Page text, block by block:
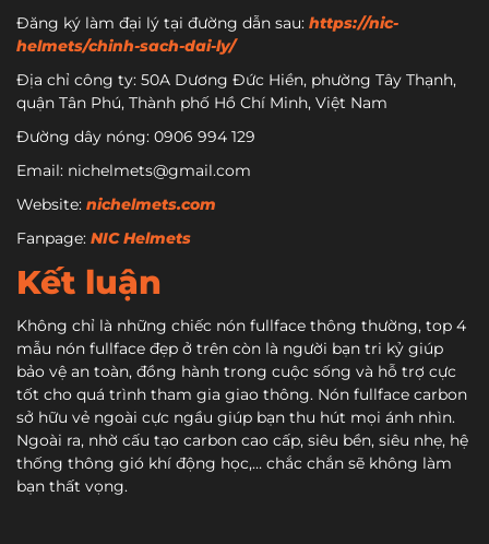
Đăng ký làm đại lý tại đường dẫn sau: https://nic-
helmets/chinh-sach-dai-ly/
Địa chỉ công ty: 50A Dương Đức Hiền, phường Tây Thạnh,
quận Tân Phú, Thành phố Hồ Chí Minh, Việt Nam
Đường dây nóng: 0906 994 129
Email: nichelmets@gmail.com
Website: nichelmets.com
Fanpage: NIC Helmets
Kết luận
Không chỉ là những chiếc nón fullface thông thường, top 4
mẫu nón fullface đẹp ở trên còn là người bạn tri kỷ giúp
bảo vệ an toàn, đồng hành trong cuộc sống và hỗ trợ cực
tốt cho quá trình tham gia giao thông. Nón fullface carbon
sở hữu vẻ ngoài cực ngầu giúp bạn thu hút mọi ánh nhìn.
Ngoài ra, nhờ cấu tạo carbon cao cấp, siêu bền, siêu nhẹ, hệ
thống thông gió khí động học,… chắc chắn sẽ không làm
bạn thất vọng.